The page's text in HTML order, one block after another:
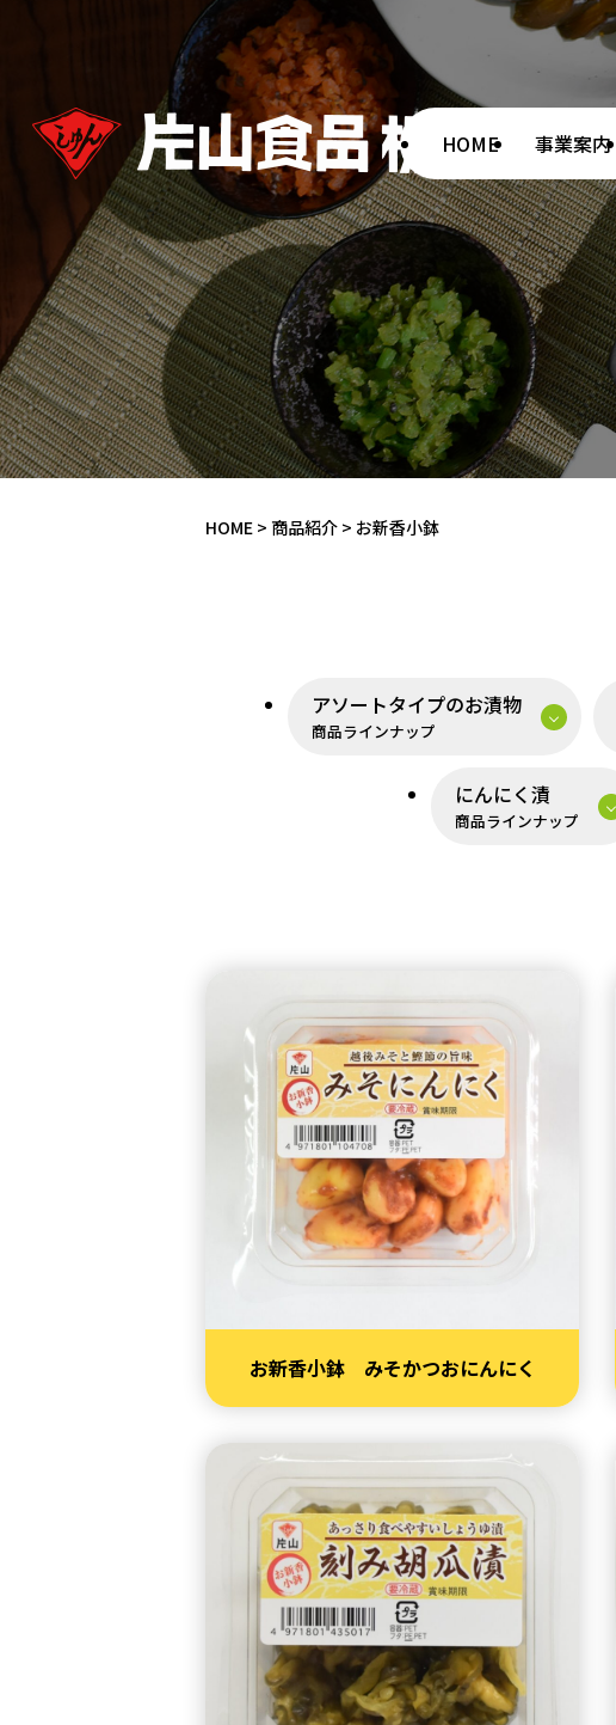
HOME 事業案内
HOME > 商品紹介 > お新香小鉢
アソートタイプのお漬物
商品ラインナップ
にんにく漬
商品ラインナップ
お新香小鉢 みそかつおにんにく